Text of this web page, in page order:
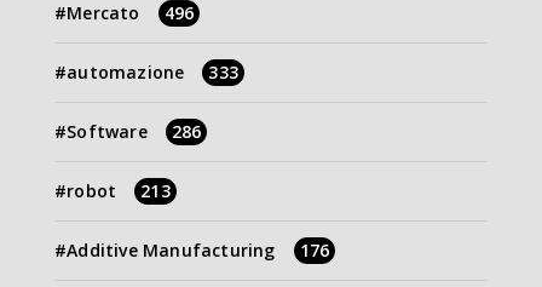
Mercato 496
automazione 333
Software 286
robot 213
Additive Manufacturing 176